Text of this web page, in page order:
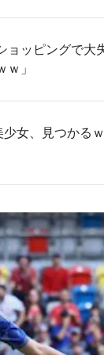
ョッピングで大
」
女、見つかるｗ